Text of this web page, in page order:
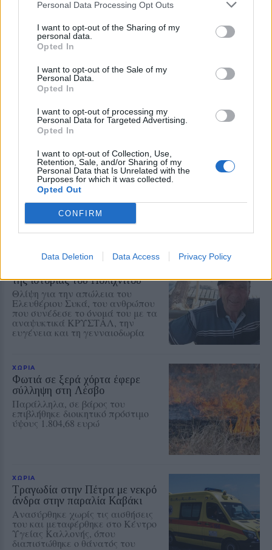
Personal Data Processing Opt Outs
I want to opt-out of the Sharing of my
personal data.
Opted In
I want to opt-out of the Sale of my
Personal Data.
Opted In
I want to opt-out of processing my
Personal Data for Targeted Advertising.
Opted In
I want to opt-out of Collection, Use,
Retention, Sale, and/or Sharing of my
Personal Data that Is Unrelated with the
Purposes for which it was collected.
Opted Out
CONFIRM
Data Deletion Data Access Privacy Policy
ελεύθερη είσοδο
Το Ίππειος μοσχοβολά σύκο από
Η συγκομιδή ξεκίνησε νωρίτερα,
τα δέντρα είναι φορτωμένα και η
πλούσια παραγωγή αναδεικνύει
ιστορία, την οικονομία και τις
γεύσεις του χωριού
Βόλτα στην Κουρνέλα!
Ένας από τους αγαπημένους
προορισμούς για τους λάτρεις της
φύσης και για όσους θέλουν να
γνωρίσουν το νησί από
περιπατητικές διαδρομές
της ιστορίας του Πολιχνίτου
Θλίψη για την απώλεια του
Ελευθέριου Συκά, του ανθρώπου
που συνέδεσε το όνομά του με τα
αναψυκτικά ΚΡΥΣΤΑΛ, την
ευγένεια και τη γενναιοδωρία
ΧΩΡΙΑ
Φωτιά σε ξερά χόρτα έφερε
σύλληψη στη Λέσβο
Παράλληλα, σε βάρος του
επιβλήθηκε διοικητικό πρόστιμο
ύψους 1.804,68 ευρώ
ΧΩΡΙΑ
Τραγωδία στην Πέτρα με νεκρό
άνδρα στην παραλία Καβάκι
Ανασύρθηκε χωρίς τις αισθήσεις
του και μεταφέρθηκε στο Κέντρο
Υγείας Καλλονής, όπου
διαπιστώθηκε ο θάνατός του